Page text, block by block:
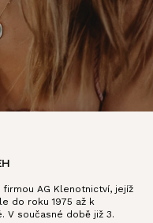
firmou AG Klenotnictví, jejíž
do roku 1975 až k
V současné době již 3.